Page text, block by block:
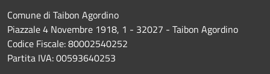
Comune di Taibon Agordino
Piazzale 4 Novembre 1918, 1 - 32027 - Taibon Agordino
Codice Fiscale: 80002540252
Partita IVA: 00593640253